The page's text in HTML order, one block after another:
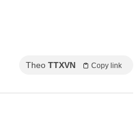
Theo TTXVN Copy link